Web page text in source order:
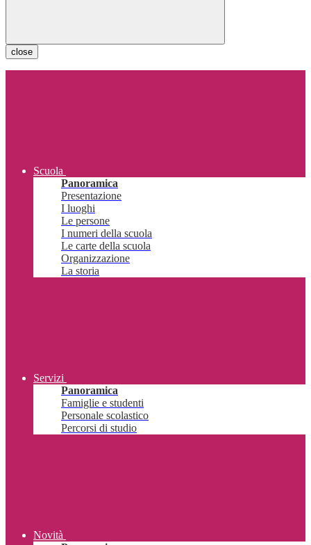
close
Scuola
Panoramica
Presentazione
I luoghi
Le persone
I numeri della scuola
Le carte della scuola
Organizzazione
La storia
Servizi
Panoramica
Famiglie e studenti
Personale scolastico
Percorsi di studio
Novità